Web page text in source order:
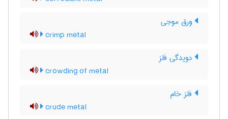
ورق موجی
crimp metal
دویدگی فلز
crowding of metal
فلز خام
crude metal